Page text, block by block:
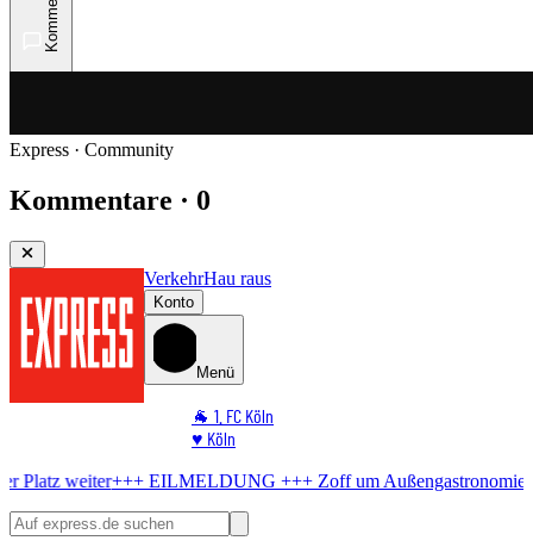
Express · Community
Kommentare · 0
VerkehrHau raus
Konto
Menü
🐐 1. FC Köln
♥️ Köln
🏆 Sport
EILMELDUNG +++Zoff um AußengastronomieStadt knickt ein